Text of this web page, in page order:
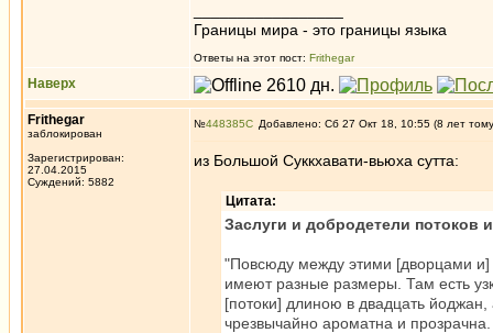
Границы мира - это границы языка
Ответы на этот пост: Frithegar
Наверх
Frithegar
заблокирован
Зарегистрирован:
27.04.2015
Суждений: 5882
№448385 Добавлено: Сб 27 Окт 18, 10:55 (8 лет
из Большой Суккхавати-вьюха сутта:
Цитата:
Заслуги и добродетели потоков
"Повсюду между этими [дворцами
имеют разные размеры. Там есть
[потоки] длиною в двадцать
чрезвычайно ароматна и